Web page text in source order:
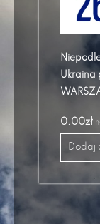
Ukraina
0.00zł
Dodaj